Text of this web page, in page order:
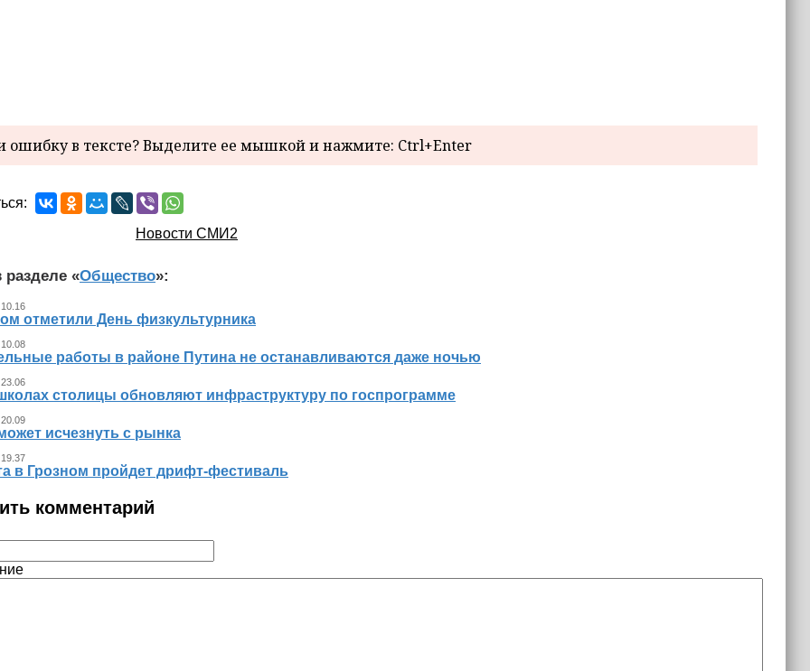
в тексте? Выделите ее мышкой и нажмите: Ctrl+Enter
Новости СМИ2
разделе «Общество»:
отметили День физкультурника
работы в районе Путина не останавливаются даже ночью
столицы обновляют инфраструктуру по госпрограмме
исчезнуть с рынка
в Грозном пройдет дрифт-фестиваль
комментарий